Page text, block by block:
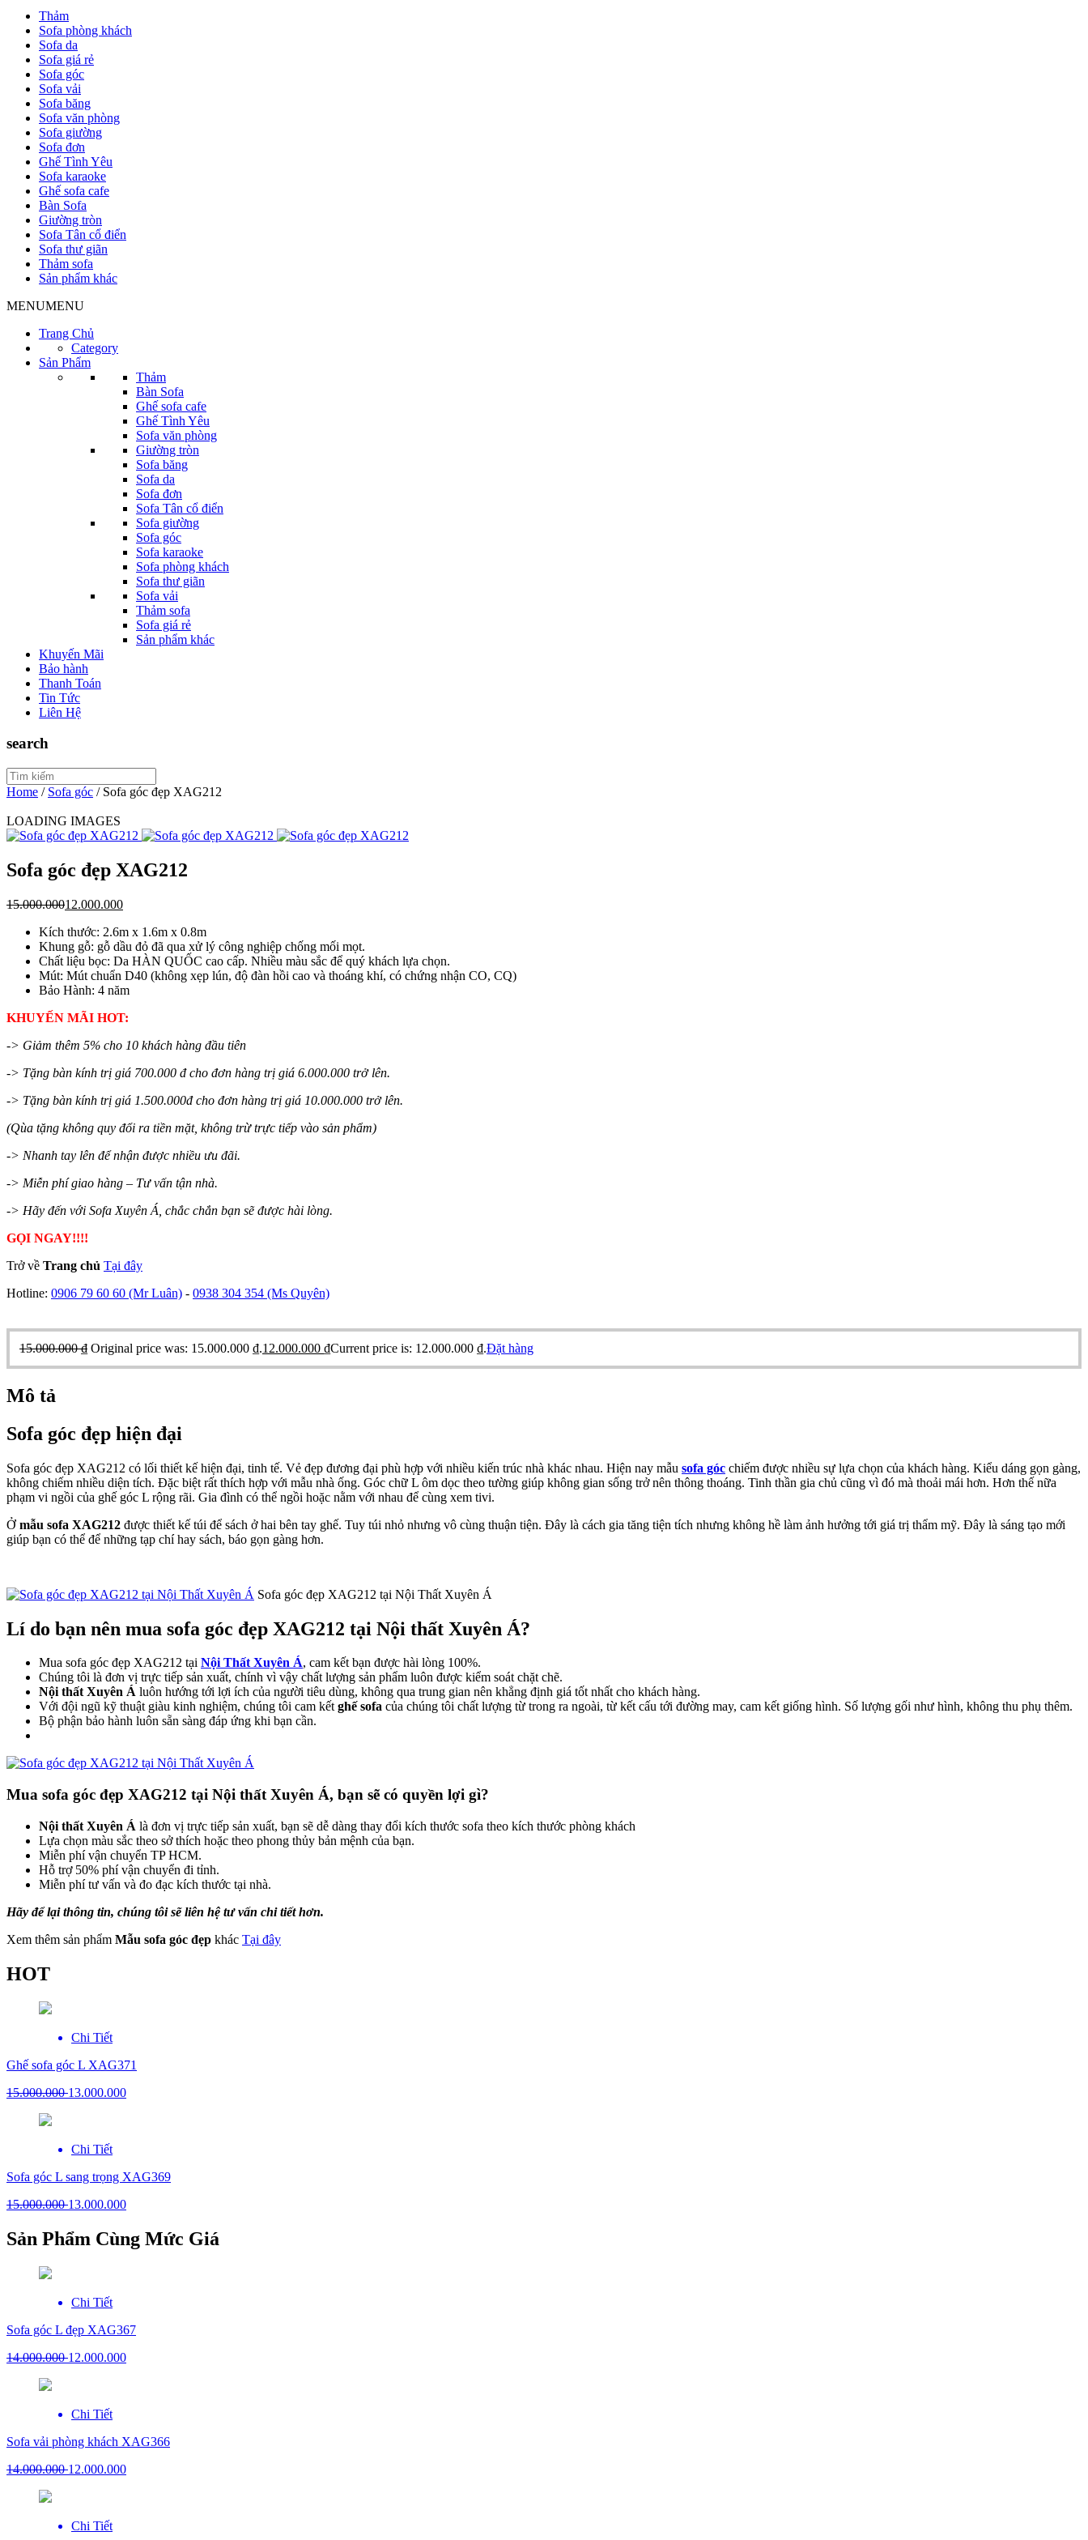
Thảm
Sofa phòng khách
Sofa da
Sofa giá rẻ
Sofa góc
Sofa vải
Sofa băng
Sofa văn phòng
Sofa giường
Sofa đơn
Ghế Tình Yêu
Sofa karaoke
Ghế sofa cafe
Bàn Sofa
Giường tròn
Sofa Tân cổ điển
Sofa thư giãn
Thảm sofa
Sản phẩm khác
MENUMENU
Trang Chủ
Category
Sản Phẩm
Thảm
Bàn Sofa
Ghế sofa cafe
Ghế Tình Yêu
Sofa văn phòng
Giường tròn
Sofa băng
Sofa da
Sofa đơn
Sofa Tân cổ điển
Sofa giường
Sofa góc
Sofa karaoke
Sofa phòng khách
Sofa thư giãn
Sofa vải
Thảm sofa
Sofa giá rẻ
Sản phẩm khác
Khuyến Mãi
Bảo hành
Thanh Toán
Tin Tức
Liên Hệ
search
Home / Sofa góc / Sofa góc đẹp XAG212
LOADING IMAGES
Sofa góc đẹp XAG212
15.000.00012.000.000
Kích thước: 2.6m x 1.6m x 0.8m
Khung gỗ: gỗ dầu đỏ đã qua xử lý công nghiệp chống mối mọt.
Chất liệu bọc: Da HÀN QUỐC cao cấp. Nhiều màu sắc để quý khách lựa chọn.
Mút: Mút chuẩn D40 (không xẹp lún, độ đàn hồi cao và thoáng khí, có chứng nhận CO, CQ)
Bảo Hành: 4 năm
KHUYẾN MÃI HOT:
-> Giảm thêm 5% cho 10 khách hàng đầu tiên
-> Tặng bàn kính trị giá 700.000 đ cho đơn hàng trị giá 6.000.000 trở lên.
-> Tặng bàn kính trị giá 1.500.000đ cho đơn hàng trị giá 10.000.000 trở lên.
(Qùa tặng không quy đổi ra tiền mặt, không trừ trực tiếp vào sản phẩm)
-> Nhanh tay lên để nhận được nhiều ưu đãi.
-> Miễn phí giao hàng – Tư vấn tận nhà.
-> Hãy đến với Sofa Xuyên Á, chắc chắn bạn sẽ được hài lòng.
GỌI NGAY!!!!
Trở về Trang chủ Tại đây
Hotline: 0906 79 60 60 (Mr Luân) - 0938 304 354 (Ms Quyên)
15.000.000₫ Original price was: 15.000.000 ₫.12.000.000 ₫Current price is: 12.000.000 ₫.Đặt hàng
Mô tả
Sofa góc đẹp hiện đại
Sofa góc đẹp XAG212 có lối thiết kế hiện đại, tinh tế. Vẻ đẹp đương đại phù hợp với nhiều kiến trúc nhà khác nhau. Hiện nay mẫu sofa góc chiếm được nhiều sự lựa chọn của khách hàng. Kiểu dáng gọn gàng,
không chiếm nhiều diện tích. Đặc biệt rất thích hợp với mẫu nhà ống. Góc chữ L ôm dọc theo tường giúp không gian sống trở nên thông thoáng. Tinh thần gia chủ cũng vì đó mà thoải mái hơn. Hơn thế nữa
phạm vi ngồi của ghế góc L rộng rãi. Gia đình có thể ngồi hoặc nằm với nhau để cùng xem tivi.
Ở mẫu sofa XAG212 được thiết kế túi để sách ở hai bên tay ghế. Tuy túi nhỏ nhưng vô cùng thuận tiện. Đây là cách gia tăng tiện tích nhưng không hề làm ảnh hưởng tới giá trị thẩm mỹ. Đây là sáng tạo mới
giúp bạn có thể để những tạp chí hay sách, báo gọn gàng hơn.
Sofa góc đẹp XAG212 tại Nội Thất Xuyên Á
Lí do bạn nên mua sofa góc đẹp XAG212 tại Nội thất Xuyên Á?
Mua sofa góc đẹp XAG212 tại Nội Thất Xuyên Á, cam kết bạn được hài lòng 100%.
Chúng tôi là đơn vị trực tiếp sản xuất, chính vì vậy chất lượng sản phẩm luôn được kiểm soát chặt chẽ.
Nội thất Xuyên Á luôn hướng tới lợi ích của người tiêu dùng, không qua trung gian nên khẳng định giá tốt nhất cho khách hàng.
Với đội ngũ kỹ thuật giàu kinh nghiệm, chúng tôi cam kếtghế sofa của chúng tôi chất lượng từ trong ra ngoài, từ kết cấu tới đường may, cam kết giống hình. Số lượng gối như hình, không thu phụ thêm.
Bộ phận bảo hành luôn sẵn sàng đáp ứng khi bạn cần.
Mua sofa góc đẹp XAG212 tại Nội thất Xuyên Á, bạn sẽ có quyền lợi gì?
Nội thất Xuyên Á là đơn vị trực tiếp sản xuất, bạn sẽ dễ dàng thay đổi kích thước sofa theo kích thước phòng khách
Lựa chọn màu sắc theo sở thích hoặc theo phong thủy bản mệnh của bạn.
Miễn phí vận chuyển TP HCM.
Hỗ trợ 50% phí vận chuyển đi tỉnh.
Miễn phí tư vấn và đo đạc kích thước tại nhà.
Hãy để lại thông tin, chúng tôi sẽ liên hệ tư vấn chi tiết hơn.
Xem thêm sản phẩm Mẫu sofa góc đẹp khác Tại đây
HOT
Chi Tiết
Ghế sofa góc L XAG371
15.000.00013.000.000
Chi Tiết
Sofa góc L sang trọng XAG369
15.000.00013.000.000
Sản Phẩm Cùng Mức Giá
Chi Tiết
Sofa góc L đẹp XAG367
14.000.00012.000.000
Chi Tiết
Sofa vải phòng khách XAG366
14.000.00012.000.000
Chi Tiết